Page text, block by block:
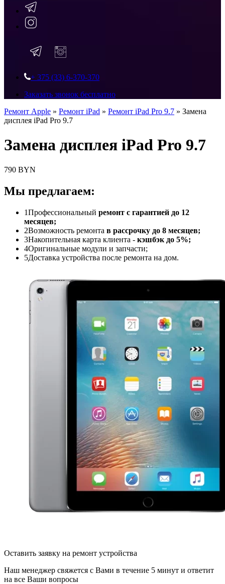
+ 375 (33) 6-370-370
Заказать звонок бесплатно
Ремонт Apple » Ремонт iPad » Ремонт iPad Pro 9.7 » Замена
дисплея iPad Pro 9.7
Замена дисплея iPad Pro 9.7
790 BYN
Мы предлагаем:
1Профессиональный ремонт с гарантией до 12
месяцев;
2Возможность ремонта в рассрочку до 8 месяцев;
3Накопительная карта клиента - кэшбэк до 5%;
4Оригинальные модули и запчасти;
5Доставка устройства после ремонта на дом.
Оставить заявку на ремонт устройства
Наш менеджер свяжется с Вами в течение 5 минут и ответит
на все Ваши вопросы